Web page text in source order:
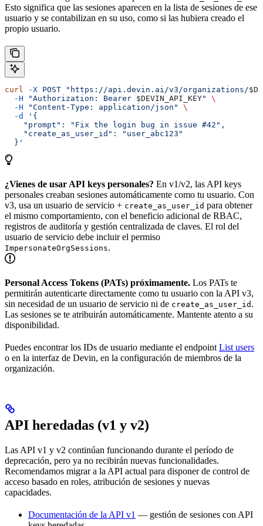
Esto significa que las sesiones aparecen en la lista de sesiones de ese
usuario y se contabilizan en su uso, como si las hubiera creado el
propio usuario.
curl -X POST "https://api.devin.ai/v3/organizations/
  -H
"Authorization: Bearer $DEVIN_API_KEY"
\
  -H
"Content-Type: application/json"
\
  -d
'{
    "prompt": "Fix the login bug in issue #42",
    "create_as_user_id": "user_abc123"
  }'
¿Vienes de usar API keys personales? En v1/v2, las API keys
personales creaban sesiones automáticamente como tu usuario. Con
v3, usa un usuario de servicio + create_as_user_id para obtener
el mismo comportamiento, con el beneficio adicional de RBAC,
registros de auditoría y gestión centralizada de claves. El rol del
usuario de servicio debe incluir el permiso
ImpersonateOrgSessions.
Personal Access Tokens (PATs) próximamente. Los PATs te
permitirán autenticarte directamente como tu usuario con la API v3,
sin necesidad de un usuario de servicio ni de create_as_user_id .
Las sesiones se te atribuirán automáticamente. Mantente atento a su
disponibilidad.
Puedes encontrar los IDs de usuario mediante el endpoint List users
o en la interfaz de Devin, en la configuración de miembros de la
organización.
API heredadas (v1 y v2)
Las API v1 y v2 continúan funcionando durante el período de
deprecación, pero ya no recibirán nuevas funcionalidades.
Recomendamos migrar a la API actual para disponer de control de
acceso basado en roles, atribución de sesiones y nuevas
capacidades.
Documentación de la API v1 — gestión de sesiones con API